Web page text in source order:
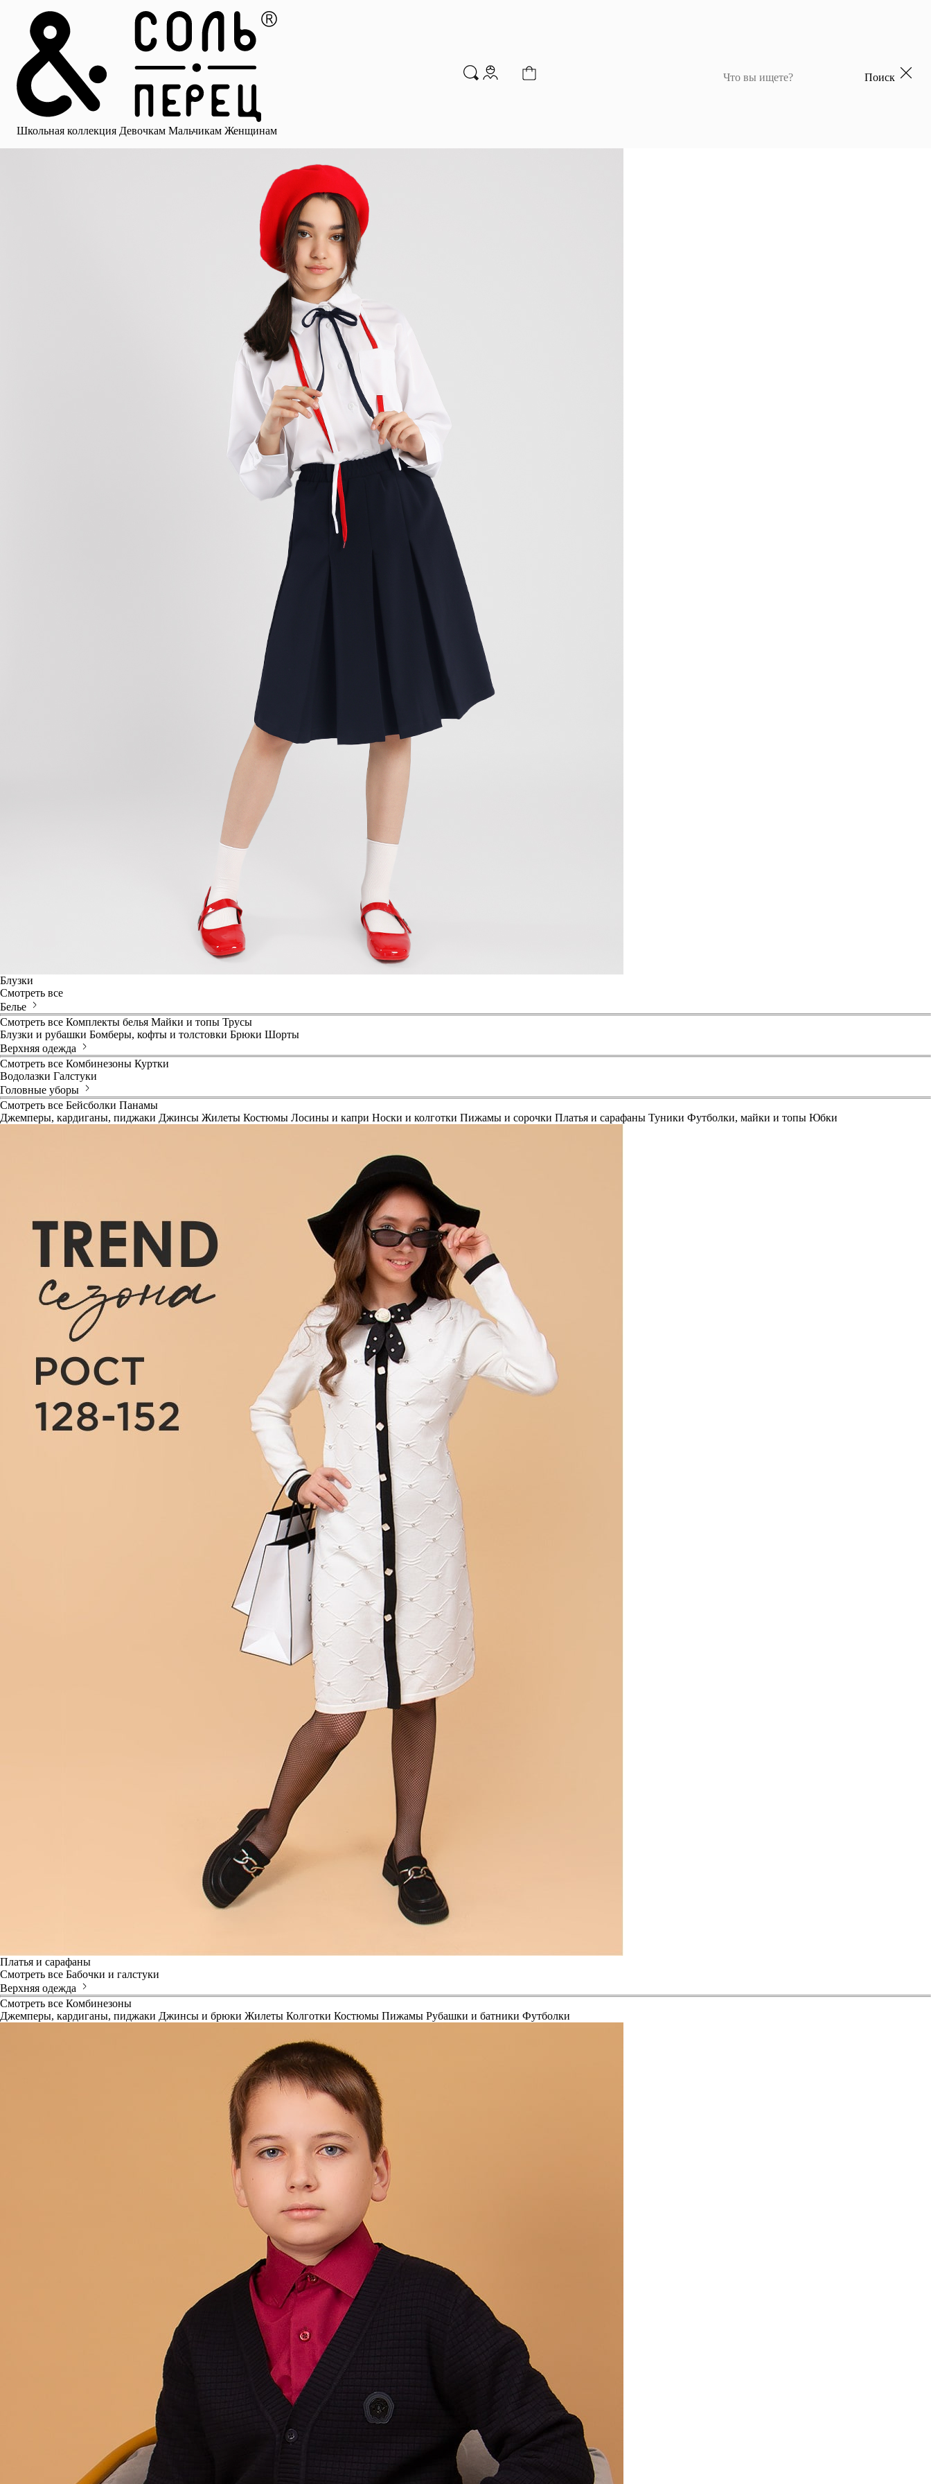
Школьная коллекция Девочкам Мальчикам Женщинам
Поиск
Главная
Каталог
Избранное
Профиль
Корзина
Школьная коллекция
Мальчикам Женщинам
Брюки для мальчиков
для девочек Носки Рубашки Платья и сарафаны Юбки
Блузки
Смотреть все
Белье
Смотреть все Комплекты белья Майки и топы Трусы
Блузки и рубашки Бомберы, кофты и толстовки Брюки Шорты
Верхняя одежда
Смотреть все Комбинезоны Куртки
Водолазки Галстуки
Головные уборы
Смотреть все Бейсболки Панамы
Джемперы, кардиганы, пиджаки Джинсы Жилеты Костюмы Лосины и капри Носки и колготки Пижамы и сорочки Платья и сарафаны Туники Футболки, майки и топы Юбки
Платья и сарафаны
Смотреть все Бабочки и галстуки
Верхняя одежда
Смотреть все Комбинезоны
Джемперы, кардиганы, пиджаки Джинсы и брюки Жилеты Колготки Костюмы Пижамы Рубашки и батники Футболки